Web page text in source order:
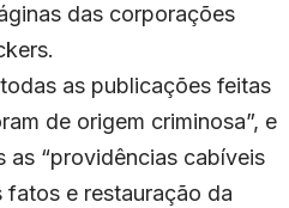
das corporações
as publicações feitas
de origem criminosa”, e
as “providências cabíveis
e restauração da